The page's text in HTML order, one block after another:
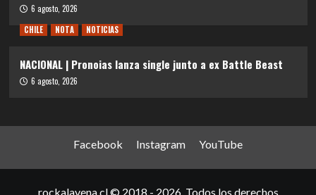
6 agosto, 2026
CHILE
NOTA NOTICIAS
NACIONAL | Pronoias lanza single junto a ex Battle Beast
6 agosto, 2026
Facebook Instagram YouTube
rockalavena.cl © 2018 - 2026. Todos los derechos